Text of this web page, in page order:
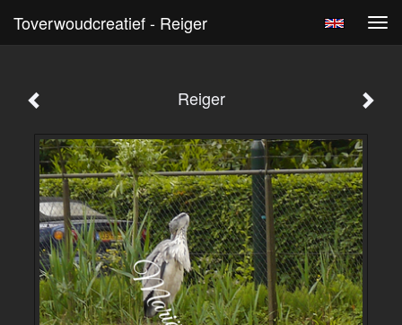
Toverwoudcreatief - Reiger
Reiger